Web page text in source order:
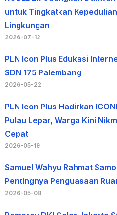
untuk Tingkatkan Kepedulian
Lingkungan
2026-07-12
PLN Icon Plus Edukasi
SDN 175 Palembang
2026-05-22
PLN Icon Plus Hadirkan
Pulau Lepar, Warga Kini
Cepat
2026-05-19
Samuel Wahyu Rahmat
Pentingnya Penguasaan
2026-05-08